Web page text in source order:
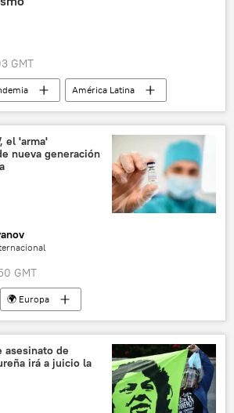
GMT
América Latina
el 'arma'
nueva generación
GMT
🌍 Europa
19
💬 Opinión y Análisis
asesinato de
irá a juicio la